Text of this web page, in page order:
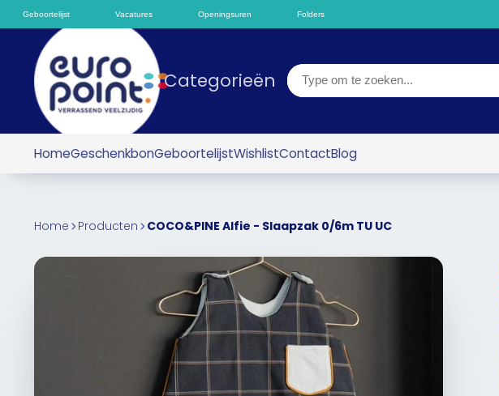
Geboortelijst Vacatures Openingsuren Folders
Categorieën
HomeGeschenkbonGeboortelijstWishlistContactBlog
Home Producten COCO&PINE Alfie - Slaapzak 0/6m TU UC